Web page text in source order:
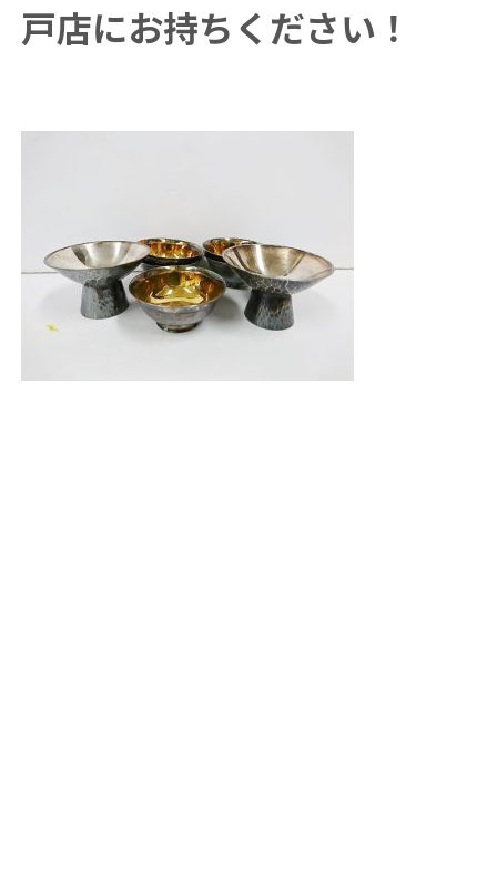
戸店にお持ちください！